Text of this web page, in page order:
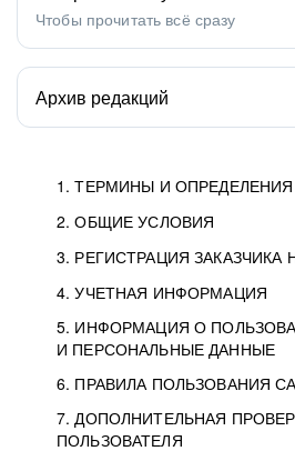
1. ТЕРМИНЫ И ОПРЕДЕЛЕНИЯ
2. ОБЩИЕ УСЛОВИЯ
3. РЕГИСТРАЦИЯ ЗАКАЗЧИКА
4. УЧЕТНАЯ ИНФОРМАЦИЯ
5. ИНФОРМАЦИЯ О
И ПЕРСОНАЛЬНЫЕ ДАННЫЕ
6. ПРАВИЛА ПОЛЬЗОВАНИЯ
7. ДОПОЛНИТЕЛЬНАЯ
ПОЛЬЗОВАТЕЛЯ
Чтобы прочитать всё сразу
Архив редакций